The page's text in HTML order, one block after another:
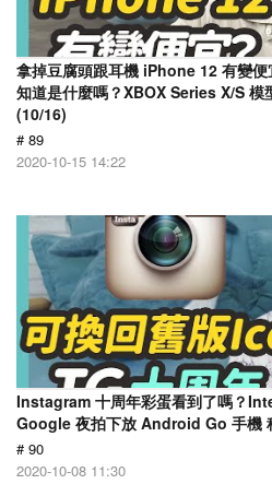
拿掉豆腐頭跟耳機 iPhone 12 有變
知道是什麼嗎？XBOX Series X/S 模
(10/16)
# 89
2020-10-15 14:22
Instagram 十周年彩蛋看到了嗎？
Google 夜拍下放 Android Go 手機
# 90
2020-10-08 11:30